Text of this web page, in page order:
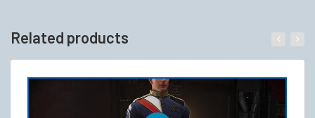
Related products